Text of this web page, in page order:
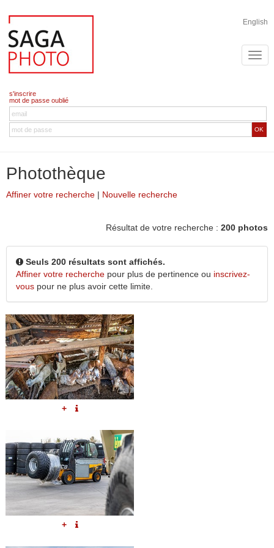
English
s'inscrire
mot de passe oublié
OK
Photothèque
Affiner votre recherche | Nouvelle recherche
Résultat de votre recherche : 200 photos
Seuls 200 résultats sont affichés.
Affiner votre recherche pour plus de pertinence ou inscrivez-
vous pour ne plus avoir cette limite.
+
+